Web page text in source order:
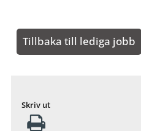
Tillbaka till lediga jobb
Skriv ut